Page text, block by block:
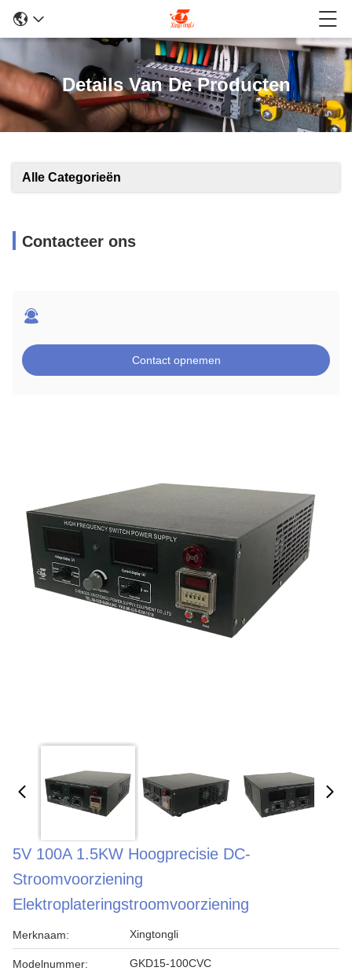
Details Van De Producten
Alle Categorieën
Contacteer ons
Contact opnemen
5V 100A 1.5KW Hoogprecisie DC-
Stroomvoorziening
Elektroplateringstroomvoorziening
Merknaam: Xingtongli
Modelnummer: GKD15-100CVC